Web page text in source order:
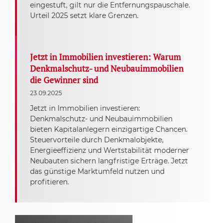
eingestuft, gilt nur die Entfernungspauschale.
Urteil 2025 setzt klare Grenzen.
Jetzt in Immobilien investieren: Warum
Denkmalschutz- und Neubauimmobilien
die Gewinner sind
23.09.2025
Jetzt in Immobilien investieren:
Denkmalschutz- und Neubauimmobilien
bieten Kapitalanlegern einzigartige Chancen.
Steuervorteile durch Denkmalobjekte,
Energieeffizienz und Wertstabilität moderner
Neubauten sichern langfristige Erträge. Jetzt
das günstige Marktumfeld nutzen und
profitieren.